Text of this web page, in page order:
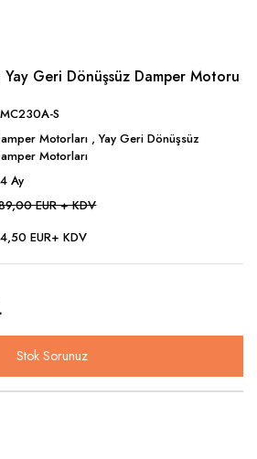
Geri Dönüşsüz Damper Motoru
S
Motorları ,Yay Geri Dönüşsüz
Motorları
Ay
EUR + KDV
EUR+ KDV
Stok Sorunuz